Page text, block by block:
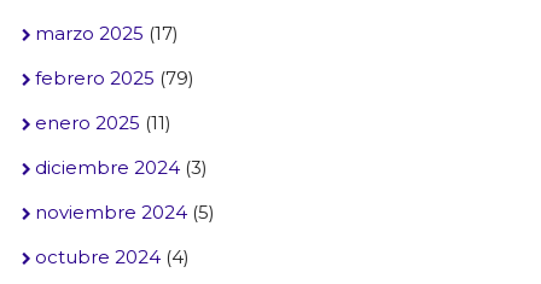
marzo 2025 (17)
febrero 2025 (79)
enero 2025 (11)
diciembre 2024(3)
noviembre 2024(5)
octubre 2024(4)